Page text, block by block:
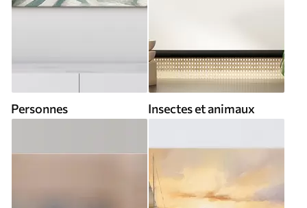
Personnes Insectes et animaux